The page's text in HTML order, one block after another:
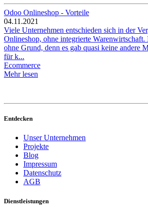
Odoo Onlineshop - Vorteile
04.11.2021
Viele Unternehmen entschieden sich in der
Onlineshop, ohne integrierte Warenwirtschaft.
ohne Grund, denn es gab quasi keine andere
für k...
Ecommerce
Mehr lesen
Entdecken
Unser Unternehmen
Projekte
Blog
Impressum
Datenschutz
AGB
Dienstleistungen